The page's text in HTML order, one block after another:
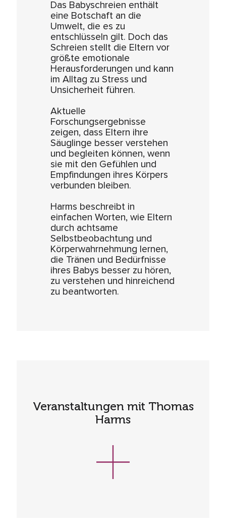
Das Babyschreien enthält
eine Botschaft an die
Umwelt, die es zu
entschlüsseln gilt. Doch das
Schreien stellt die Eltern vor
größte emotionale
Herausforderungen und kann
im Alltag zu Stress und
Unsicherheit führen.
Aktuelle
Forschungsergebnisse
zeigen, dass Eltern ihre
Säuglinge besser verstehen
und begleiten können, wenn
sie mit den Gefühlen und
Empfindungen ihres Körpers
verbunden bleiben.
Harms beschreibt in
einfachen Worten, wie Eltern
durch achtsame
Selbstbeobachtung und
Körperwahrnehmung lernen,
die Tränen und Bedürfnisse
ihres Babys besser zu hören,
zu verstehen und hinreichend
zu beantworten.
Veranstaltungen mit Thomas
Harms